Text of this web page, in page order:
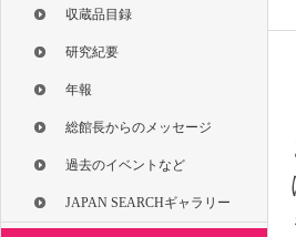
収蔵品目録
研究紀要
年報
総館長からのメッセージ
過去のイベントなど
JAPAN SEARCHギャラリー